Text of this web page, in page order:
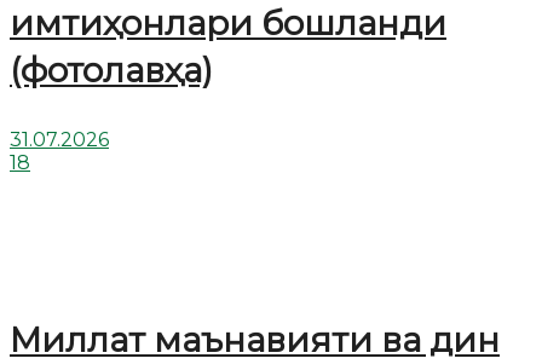
имтиҳонлари бошланди
(фотолавҳа)
31.07.2026
18
Миллат маънавияти ва дин